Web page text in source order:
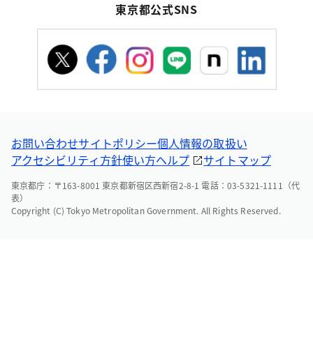
東京都公式SNS
お問い合わせサイトポリシー個人情報の取扱い
アクセシビリティ方針使い方ヘルプ サイトマップ
東京都庁：〒163-8001 東京都新宿区西新宿2-8-1 電話：03-5321-1111（代
表）
Copyright (C) Tokyo Metropolitan Government. All Rights Reserved.